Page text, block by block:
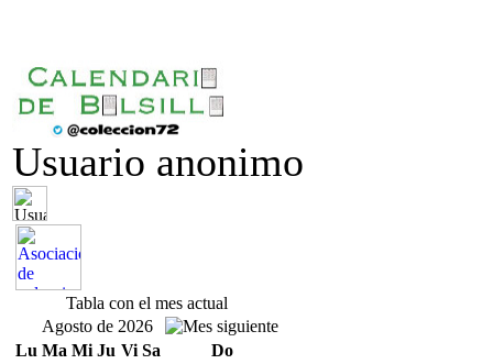
Usuario anonimo
Tabla con el mes actual
Agosto de 2026
Lu Ma Mi Ju Vi Sa
Do